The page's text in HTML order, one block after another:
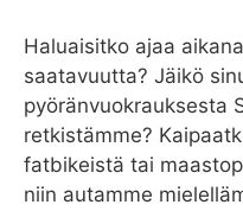
Haluaisitko ajaa
saatavuutta? Jäikö
pyöränvuokrauksesta
retkistämme?
fatbikeistä tai
niin autamme